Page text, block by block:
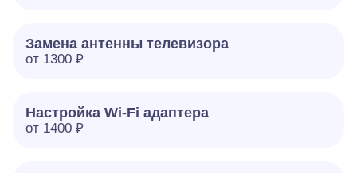
Замена антенны телевизора
от 1300 ₽
Настройка Wi-Fi адаптера
от 1400 ₽